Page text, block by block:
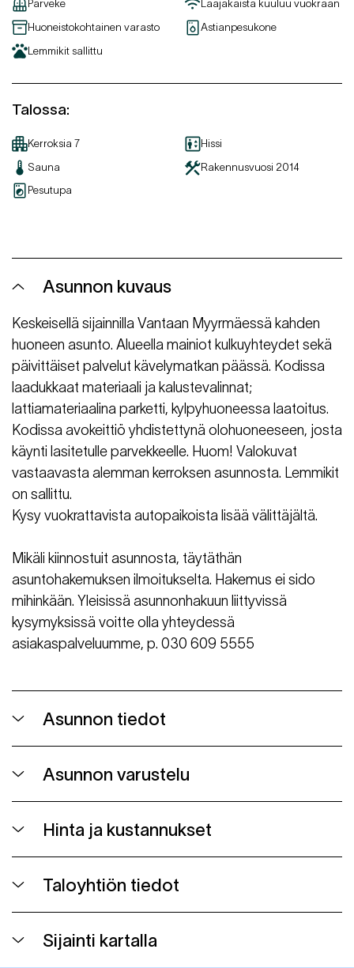
Parveke
Laajakaista kuuluu vuokraan
Huoneistokohtainen varasto
Astianpesukone
Lemmikit sallittu
Talossa:
Kerroksia 7
Hissi
Sauna
Rakennusvuosi 2014
Pesutupa
Asunnon kuvaus
Keskeisellä sijainnilla Vantaan Myyrmäessä kahden
huoneen asunto. Alueella mainiot kulkuyhteydet sekä
päivittäiset palvelut kävelymatkan päässä. Kodissa
laadukkaat materiaali ja kalustevalinnat;
lattiamateriaalina parketti, kylpyhuoneessa laatoitus.
Kodissa avokeittiö yhdistettynä olohuoneeseen, josta
käynti lasitetulle parvekkeelle. Huom! Valokuvat
vastaavasta alemman kerroksen asunnosta. Lemmikit
on sallittu.
Kysy vuokrattavista autopaikoista lisää välittäjältä.
Mikäli kiinnostuit asunnosta, täytäthän
asuntohakemuksen ilmoitukselta. Hakemus ei sido
mihinkään. Yleisissä asunnonhakuun liittyvissä
kysymyksissä voitte olla yhteydessä
asiakaspalveluumme, p. 030 609 5555
Asunnon tiedot
Asunnon varustelu
Hinta ja kustannukset
Taloyhtiön tiedot
Sijainti kartalla